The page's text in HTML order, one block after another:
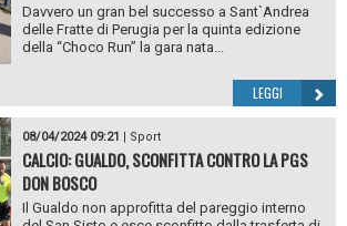
Davvero un gran bel successo a Sant`Andrea
delle Fratte di Perugia per la quinta edizione
della “Choco Run” la gara nata...
LEGGI
08/04/2024 09:21 | Sport
CALCIO: GUALDO, SCONFITTA CONTRO LA PGS
DON BOSCO
Il Gualdo non approfitta del pareggio interno